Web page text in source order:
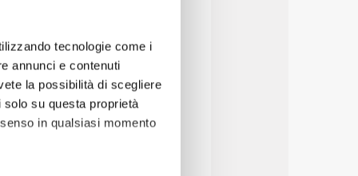
tecnologie come i
annunci e contenuti
la possibilità di scegliere
su questa proprietà
in qualsiasi momento